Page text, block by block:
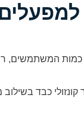
כמות
כבד